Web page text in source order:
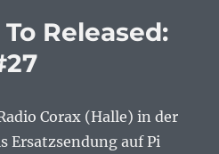
Released:
Corax (Halle) in der
Ersatzsendung auf Pi